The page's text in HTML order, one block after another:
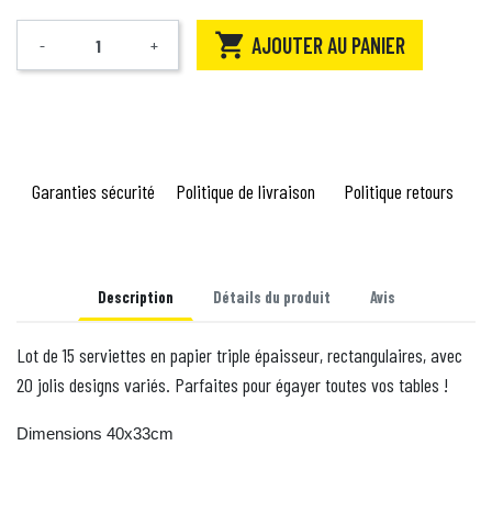
Quantité
- +  AJOUTER AU PANIER
Garanties sécurité Politique de livraison Politique retours
Description Détails du produit Avis
Lot de 15 serviettes en papier triple épaisseur, rectangulaires, avec
20 jolis designs variés. Parfaites pour égayer toutes vos tables !
Dimensions 40x33cm